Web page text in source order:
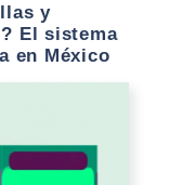
y
El sistema
en México